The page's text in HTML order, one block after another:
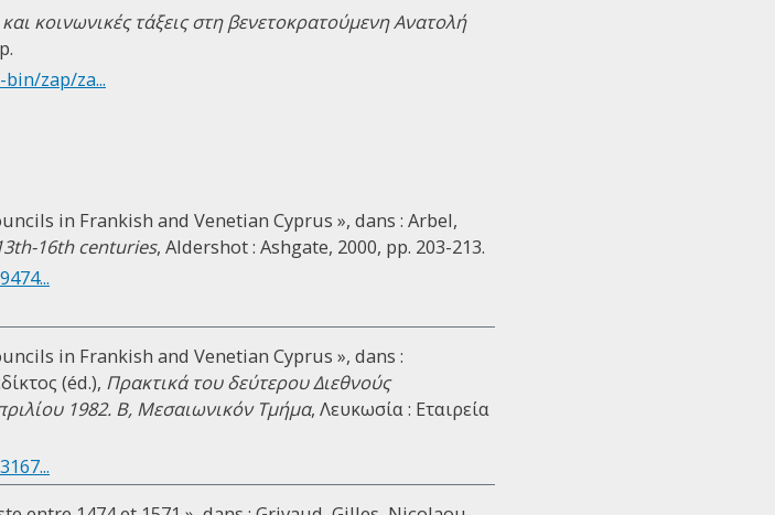
κοινωνικές τάξεις στη βενετοκρατούμενη Ανατολή
zap/za...
in Frankish and Venetian Cyprus », dans : Arbel,
16th centuries, Aldershot : Ashgate, 2000, pp. 203-213.
in Frankish and Venetian Cyprus », dans :
(éd.), Πρακτικά του δεύτερου Διεθνούς
1982. B, Μεσαιωνικόν Τμήμα, Λευκωσία : Εταιρεία